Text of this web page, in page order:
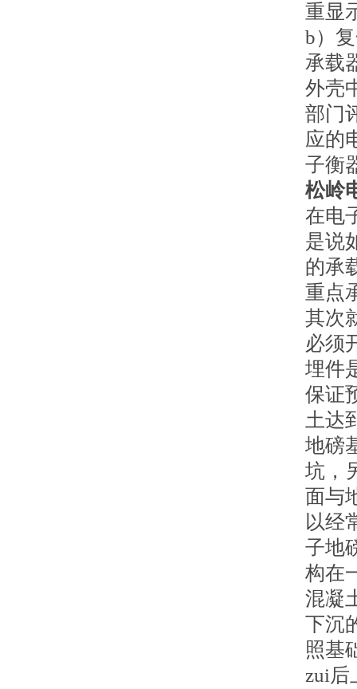
重显
b）
承载
外壳
部门
应的
子衡
松岭
在电
是说
的承
重点
其次
必须
埋件
保证
土达
地磅
坑，
面与
以经
子地
构在
混凝
下沉
照基
zui后